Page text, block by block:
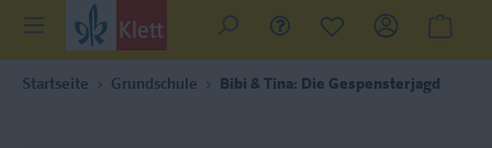
Startseite Grundschule Bibi & Tina: Die Gespensterjagd